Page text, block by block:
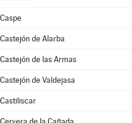
Caspe
Castejón de Alarba
Castejón de las Armas
Castejón de Valdejasa
Castiliscar